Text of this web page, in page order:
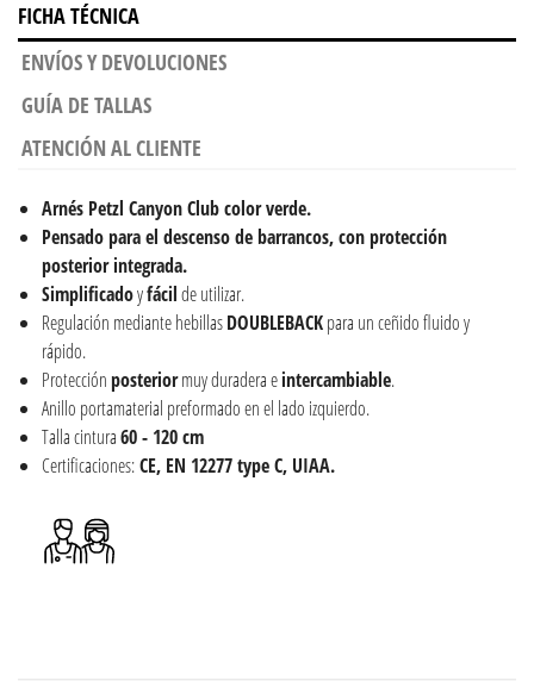
FICHA TÉCNICA
ENVÍOS Y DEVOLUCIONES
GUÍA DE TALLAS
ATENCIÓN AL CLIENTE
Arnés Petzl Canyon Club color verde.
Pensado para el descenso de barrancos,con protección
posterior integrada.
Simplificadoyfácilde utilizar.
Regulación mediante hebillasDOUBLEBACKpara un ceñido fluido y
rápido.
Protecciónposteriormuy duradera eintercambiable.
Anillo portamaterial preformado en el lado izquierdo.
Talla cintura60 - 120 cm
Certificaciones:CE, EN 12277 type C, UIAA.